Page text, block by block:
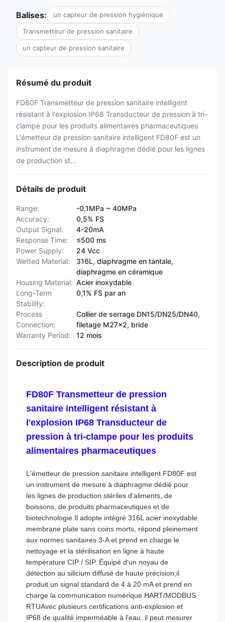
Balises: un capteur de pression hygiénique
Transmetteur de pression sanitaire
un capteur de pression sanitaire
Résumé du produit
FD80F Transmetteur de pression sanitaire intelligent
résistant à l'explosion IP68 Transducteur de pression à tri-
clampe pour les produits alimentaires pharmaceutiques
L'émetteur de pression sanitaire intelligent FD80F est un
instrument de mesure à diaphragme dédié pour les lignes
de production st...
Détails de produit
Range:
-0,1MPa ~ 40MPa
Accuracy:
0,5% FS
Output Signal:
4-20mA
Response Time:
≤500 ms
Power Supply:
24 Vcc
Wetted Material:
316L, diaphragme en tantale,
diaphragme en céramique
Housing Material: Acier inoxydable
Long-Term
Stability:
0,1% FS par an
Process
Connection:
Collier de serrage DN15/DN25/DN40,
filetage M27×2, bride
Warranty Period:
12 mois
Description de produit
FD80F Transmetteur de pression
sanitaire intelligent résistant à
l'explosion IP68 Transducteur de
pression à tri-clampe pour les produits
alimentaires pharmaceutiques
L'émetteur de pression sanitaire intelligent FD80F est
un instrument de mesure à diaphragme dédié pour
les lignes de production stériles d'aliments, de
boissons, de produits pharmaceutiques et de
biotechnologie.Il adopte intégré 316L acier inoxydable
membrane plate sans coins morts, répond pleinement
aux normes sanitaires 3-A et prend en charge le
nettoyage et la stérilisation en ligne à haute
température CIP / SIP. Équipé d'un noyau de
détection au silicium diffusé de haute précision,il
produit un signal standard de 4 à 20 mA et prend en
charge la communication numérique HART/MODBUS
RTUAvec plusieurs certifications anti-explosion et
IP68 de qualité imperméable à l'eau, il peut mesurer